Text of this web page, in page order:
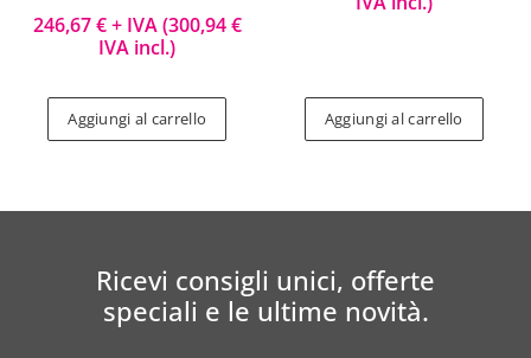
246,67€+ IVA (300,94€
IVA incl.)
Aggiungi al carrello Aggiungi al carrello
Ricevi consigli unici, offerte
speciali e le ultime novità.